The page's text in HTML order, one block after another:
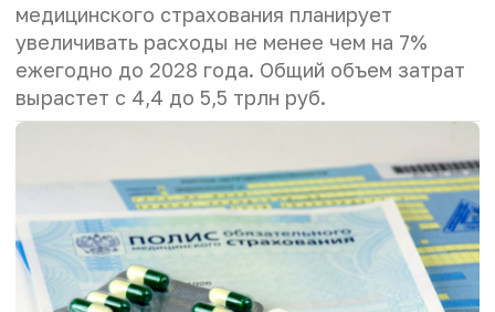
медицинского страхования планирует
увеличивать расходы не менее чем на 7%
ежегодно до 2028 года. Общий объем затрат
вырастет с 4,4 до 5,5 трлн руб.